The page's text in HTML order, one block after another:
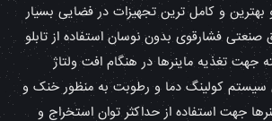
و کامل ترین تجهیزات در فضایی بسیار
صنعتی فشارقوی بدون نوسان استفاده از تابلو
جهت تغذیه ماینرها در هنگام افت ولتاژ
سیستم کولینگ دما و رطوبت به منظور خنک و
جهت استفاده از حداکثر توان استخراج و